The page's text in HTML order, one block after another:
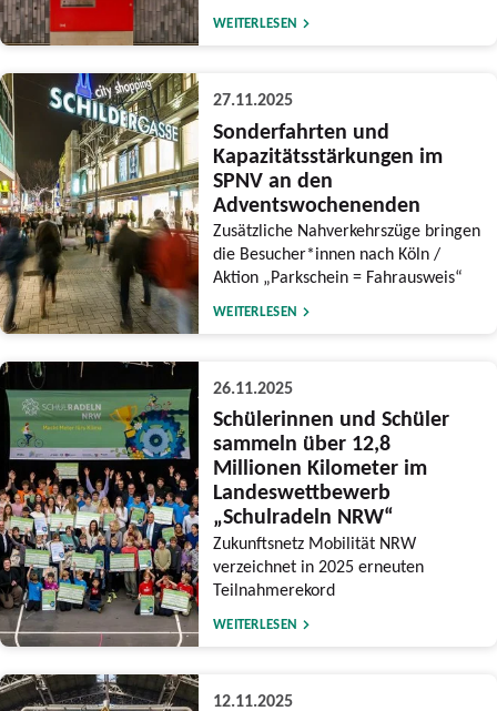
WEITERLESEN
27.11.2025
Sonderfahrten und
Kapazitätsstärkungen im
SPNV an den
Adventswochenenden
Zusätzliche Nahverkehrszüge bringen
die Besucher*innen nach Köln /
Aktion „Parkschein = Fahrausweis“
WEITERLESEN
26.11.2025
Schülerinnen und Schüler
sammeln über 12,8
Millionen Kilometer im
Landeswettbewerb
„Schulradeln NRW“
Zukunftsnetz Mobilität NRW
verzeichnet in 2025 erneuten
Teilnahmerekord
WEITERLESEN
12.11.2025